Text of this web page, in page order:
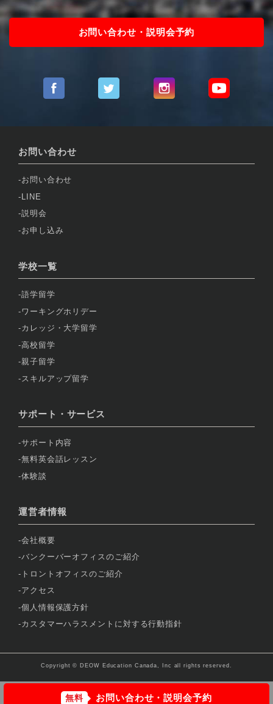
お問い合わせ・説明会予約
お問い合わせ
お問い合わせ
LINE
説明会
お申し込み
学校一覧
語学留学
ワーキングホリデー
カレッジ・大学留学
高校留学
親子留学
スキルアップ留学
サポート・サービス
サポート内容
無料英会話レッスン
体験談
運営者情報
会社概要
バンクーバーオフィスのご紹介
トロントオフィスのご紹介
アクセス
個人情報保護方針
カスタマーハラスメントに対する行動指針
Copyright © DEOW Education Canada, Inc all rights reserved.
無料 お問い合わせ・説明会予約